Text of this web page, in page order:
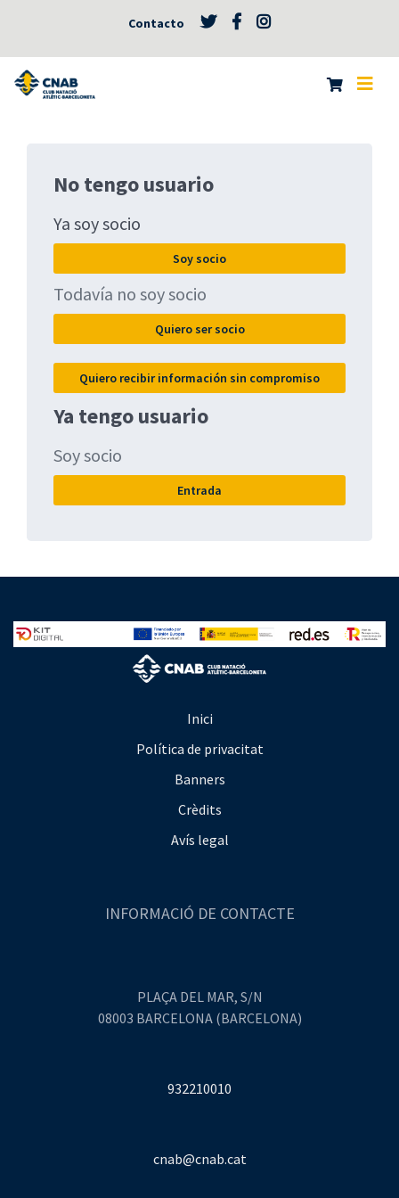
Contacto
No tengo usuario
Ya soy socio
Soy socio
Todavía no soy socio
Quiero ser socio
Quiero recibir información sin compromiso
Ya tengo usuario
Soy socio
Entrada
Inici
Política de privacitat
Banners
Crèdits
Avís legal
INFORMACIÓ DE CONTACTE
PLAÇA DEL MAR, S/N
08003 BARCELONA (BARCELONA)
932210010
cnab@cnab.cat